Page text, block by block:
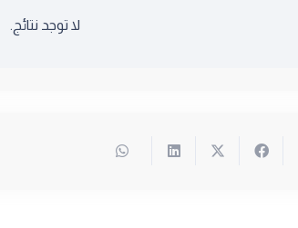
لا توجد نتائج.